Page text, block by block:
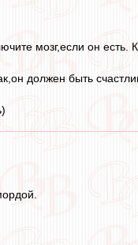
мозг,если он есть.
должен быть